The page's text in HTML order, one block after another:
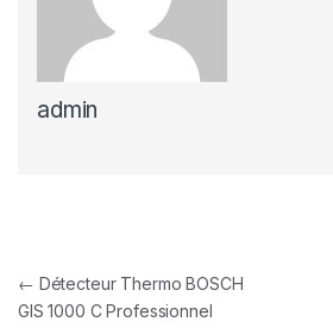
admin
Navigation de l’article
← Détecteur Thermo BOSCH
GIS 1000 C Professionnel